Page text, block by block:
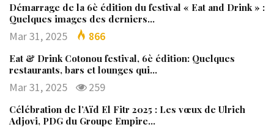
Démarrage de la 6è édition du festival « Eat and Drink » :
Quelques images des derniers…
Mar 31, 2025 866
Eat & Drink Cotonou festival, 6è édition: Quelques
restaurants, bars et lounges qui…
Mar 31, 2025 259
Célébration de l’Aïd El Fitr 2025 : Les vœux de Ulrich
Adjovi, PDG du Groupe Empire…